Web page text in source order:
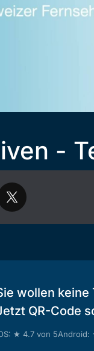
-
wollen keine
QR-Code
★ 4.7 von 5Android: